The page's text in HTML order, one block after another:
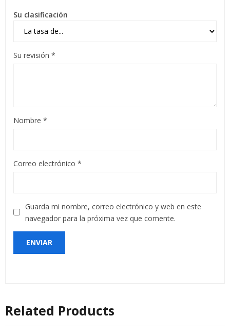
Su clasificación
Su revisión *
Nombre *
Correo electrónico *
Guarda mi nombre, correo electrónico y web en este
navegador para la próxima vez que comente.
Related Products